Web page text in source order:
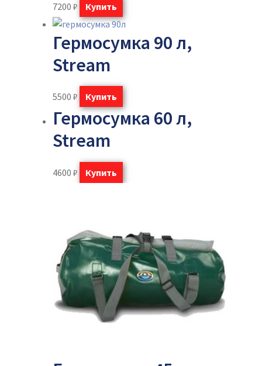
7200 ₽ Купить
Гермосумка 90 л,
Stream
5500 ₽ Купить
Гермосумка 60 л,
Stream
4600 ₽ Купить